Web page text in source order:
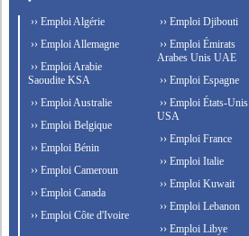
›› Emploi Algérie
›› Emploi Allemagne
›› Emploi Arabie
Saoudite KSA
›› Emploi Australie
›› Emploi Belgique
›› Emploi Bénin
›› Emploi Cameroun
›› Emploi Canada
›› Emploi Côte d'Ivoire
›› Emploi Djibouti
›› Emploi Émirats
Arabes Unis UAE
›› Emploi Espagne
›› Emploi États-Unis
USA
›› Emploi France
›› Emploi Italie
›› Emploi Kuwait
›› Emploi Lebanon
›› Emploi Libye